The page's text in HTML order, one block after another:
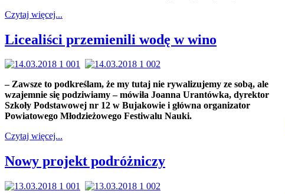
Czytaj więcej...
Licealiści przemienili wodę w wino
– Zawsze to podkreślam, że my tutaj nie rywalizujemy ze sobą, ale
wzajemnie się podziwiamy – mówiła Joanna Urantówka, dyrektor
Szkoły Podstawowej nr 12 w Bujakowie i główna organizator
Powiatowego Młodzieżowego Festiwalu Nauki.
Czytaj więcej...
Nowy projekt podróżniczy